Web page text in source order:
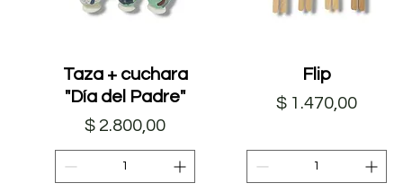
Vista rápida
Taza + cuchara
"Día del Padre"
Precio
$ 2.800,00
Vista rápida
Flip
Precio
$ 1.470,00